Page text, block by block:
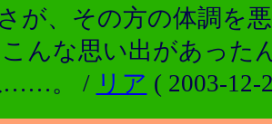
が、その方の体調を
んな思い出があっ
……。 / リア ( 2003-12-